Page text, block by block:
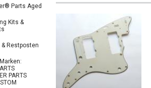
Parts Aged
Kits &
Restposten
PARTS